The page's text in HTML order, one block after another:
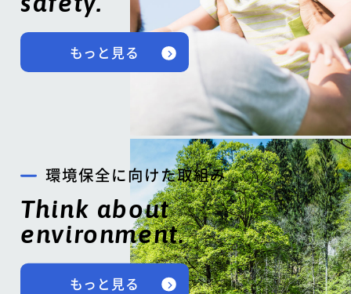
もっと見る
環境保全に向けた取組み
Think about
environment.
もっと見る